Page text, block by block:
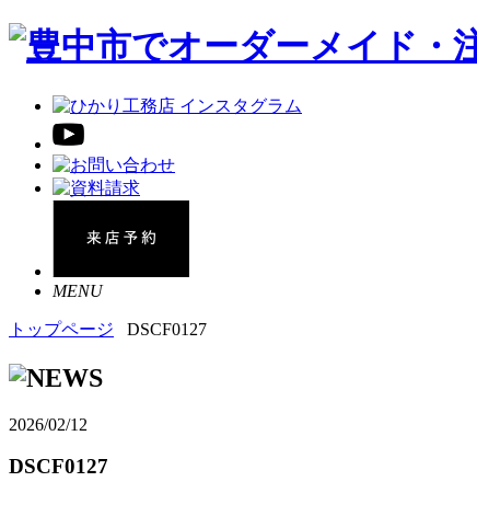
MENU
トップページ DSCF0127
2026/02/12
DSCF0127